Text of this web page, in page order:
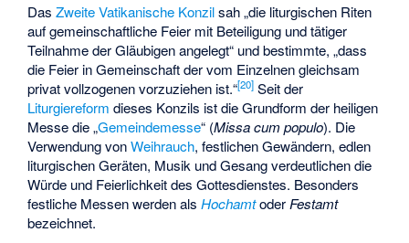
DasZweite Vatikanische Konzilsah „die liturgischen Riten
auf gemeinschaftliche Feier mit Beteiligung und tätiger
Teilnahme der Gläubigen angelegt“ und bestimmte, „dass
die Feier in Gemeinschaft der vom Einzelnen gleichsam
privat vollzogenen vorzuziehen ist.“[20] Seit der
Liturgiereform dieses Konzils ist die Grundform der heiligen
Messe die „Gemeindemesse“ (Missa cum populo). Die
Verwendung vonWeihrauch, festlichen Gewändern, edlen
liturgischen Geräten, Musik und Gesang verdeutlichen die
Würde und Feierlichkeit des Gottesdienstes. Besonders
festliche Messen werden alsHochamtoder Festamt
bezeichnet.